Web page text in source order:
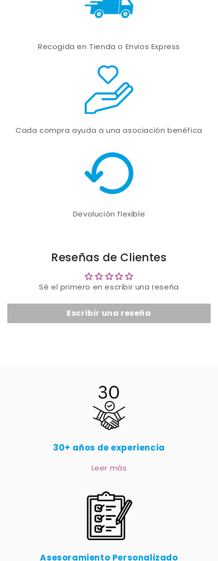
Recogida en Tienda o Envios Express
Cada compra ayuda a una asociación benéfica
Devolución flexible
Reseñas de Clientes
Sé el primero en escribir una reseña
Escribir una reseña
30+ años de experiencia
Leer más
Asesoramiento Personalizado